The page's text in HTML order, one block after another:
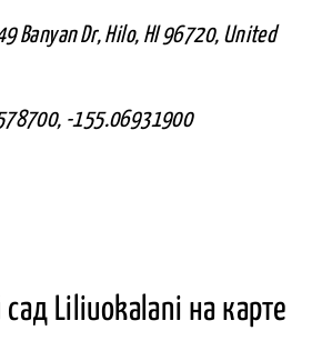
Banyan Dr, Hilo, HI 96720, United
-155.06931900
сад Liliuokalani на карте